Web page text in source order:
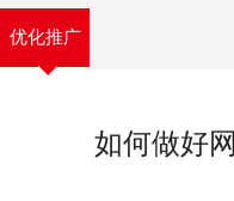
优化推广
如何做好